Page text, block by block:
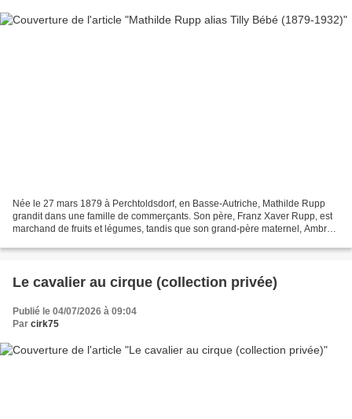
Née le 27 mars 1879 à Perchtoldsdorf, en Basse-Autriche, Mathilde Rupp
grandit dans une famille de commerçants. Son père, Franz Xaver Rupp, est
marchand de fruits et légumes, tandis que son grand-père maternel, Ambros
Le cavalier au cirque (collection privée)
Publié le 04/07/2026 à 09:04
Par cirk75